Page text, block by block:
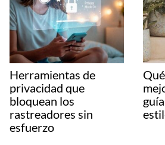
Herramientas de
privacidad que
bloquean los
rastreadores sin
esfuerzo